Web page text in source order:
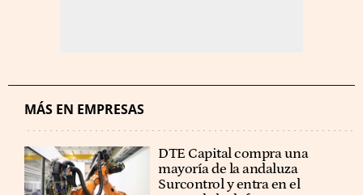
MÁS EN EMPRESAS
DTE Capital compra una
mayoría de la andaluza
Surcontrol y entra en el